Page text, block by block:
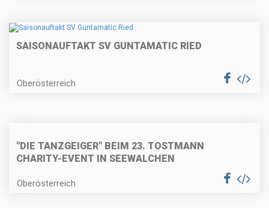
SAISONAUFTAKT SV GUNTAMATIC RIED
Oberösterreich
"DIE TANZGEIGER" BEIM 23. TOSTMANN
CHARITY-EVENT IN SEEWALCHEN
Oberösterreich